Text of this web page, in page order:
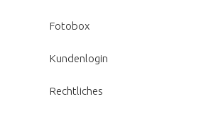
Fotobox
Kundenlogin
Rechtliches